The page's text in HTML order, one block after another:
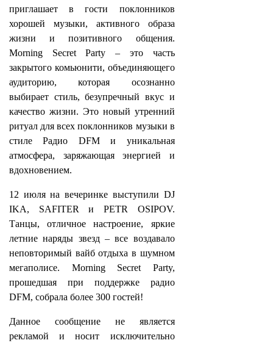
приглашает в гости поклонников
хорошей музыки, активного образа
жизни и позитивного общения.
Morning Secret Party – это часть
закрытого комьюнити, объединяющего
аудиторию, которая осознанно
выбирает стиль, безупречный вкус и
качество жизни. Это новый утренний
ритуал для всех поклонников музыки в
стиле Радио DFM и уникальная
атмосфера, заряжающая энергией и
вдохновением.
12 июля на вечеринке выступили DJ
IKA, SAFITER и PETR OSIPOV.
Танцы, отличное настроение, яркие
летние наряды звезд – все воздавало
неповторимый вайб отдыха в шумном
мегаполисе. Morning Secret Party,
прошедшая при поддержке радио
DFM, собрала более 300 гостей!
Данное сообщение не является
рекламой и носит исключительно